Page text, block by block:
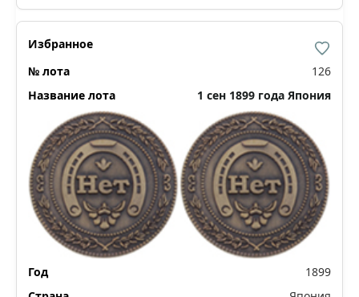
126
1 сен 1899 года Япония
1899